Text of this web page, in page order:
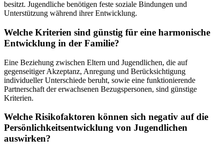
besitzt. Jugendliche benötigen feste soziale Bindungen und
Unterstützung während ihrer Entwicklung.
Welche Kriterien sind günstig für eine harmonische
Entwicklung in der Familie?
Eine Beziehung zwischen Eltern und Jugendlichen, die auf
gegenseitiger Akzeptanz, Anregung und Berücksichtigung
individueller Unterschiede beruht, sowie eine funktionierende
Partnerschaft der erwachsenen Bezugspersonen, sind günstige
Kriterien.
Welche Risikofaktoren können sich negativ auf die
Persönlichkeitsentwicklung von Jugendlichen
auswirken?